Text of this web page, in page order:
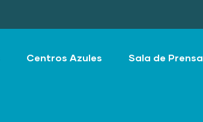
Centros Azules Sala de Prensa